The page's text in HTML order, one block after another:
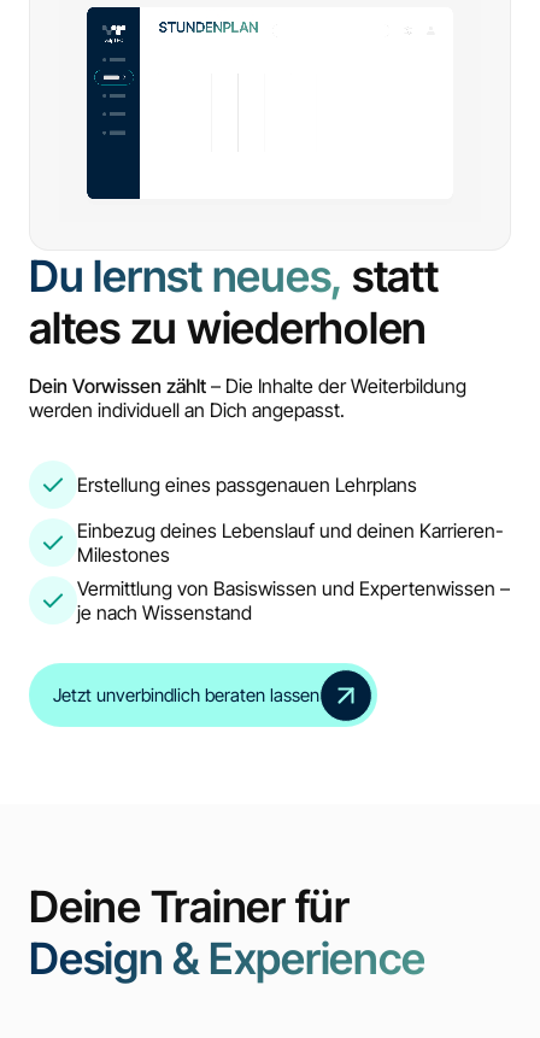
Du lernst neues, statt
altes zu wiederholen
Dein Vorwissen zählt – Die Inhalte der Weiterbildung
werden individuell an Dich angepasst.
Erstellung eines passgenauen Lehrplans
Einbezug deines Lebenslauf und deinen Karrieren-
Milestones
Vermittlung von Basiswissen und Expertenwissen –
je nach Wissenstand
Jetzt unverbindlich beraten lassen
Deine Trainer für
Design & Experience